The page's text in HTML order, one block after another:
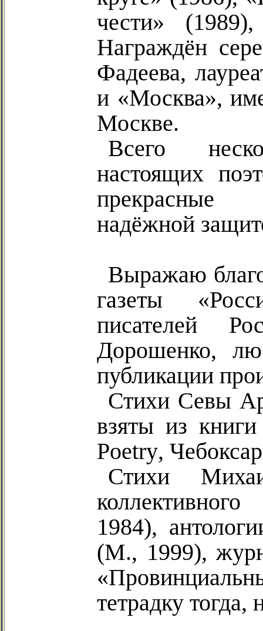
чести»
Награждён
Фадеева,
и «Москва»,
Москве.
Всего
настоящих
прекрасные
надёжной
Выражаю
газеты
писателей
Дорошенко,
публикации
Стихи Севы
взяты из
Poetry,
Стихи
1984),
(М., 1999),
тетрадку